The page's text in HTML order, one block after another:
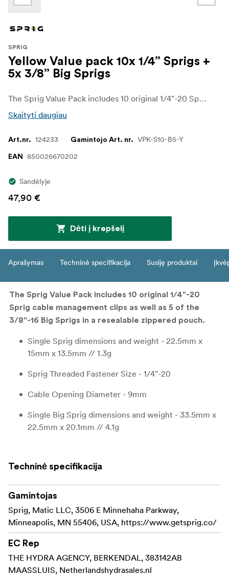
SPRIG
Yellow Value pack 10x 1/4” Sprigs +
5x 3/8” Big Sprigs
The Sprig Value Pack includes 10 original 1/4"-20 Sprig cable management clips as well as 5 of the 3/8"-16 Big Sprigs in a resealable zippered pouch.
Skaityti daugiau
Art.nr. 124233 Gamintojo Art. nr. VPK-S10-B5-Y
EAN 850026670202
Sandėlyje
47,90 €
Dėti į krepšelį
Aprašymas Techninė specifikacija Susiję produktai
The Sprig Value Pack includes 10 original 1/4"-20
Sprig cable management clips as well as 5 of the
3/8"-16 Big Sprigs in a resealable zippered pouch.
Single Sprig dimensions and weight - 22.5mm x
15mm x 13.5mm // 1.3g
Sprig Threaded Fastener Size - 1/4"-20
Cable Opening Diameter - 9mm
Single Big Sprig dimensions and weight - 33.5mm x
22.5mm x 20.1mm // 4.1g
Cable Opening Diameter - 13.5mm
Techninė specifikacija
Gamintojas
Sprig, Matic LLC, 3506 E Minnehaha Parkway,
Minneapolis, MN 55406, USA, https://www.getsprig.co/
EC Rep
THE HYDRA AGENCY, BERKENDAL, 383142AB
MAASSLUIS, Netherlandshydrasales.nl